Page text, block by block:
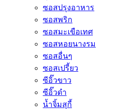
ซอสปรุงอาหาร
ซอสพริก
ซอสมะเขือเทศ
ซอสหอยนางรม
ซอสอื่นๆ
ซอสเปรี้ยว
ซีอิ๊วขาว
ซีอิ๊วดำ
น้ำจิ้มสุกี้